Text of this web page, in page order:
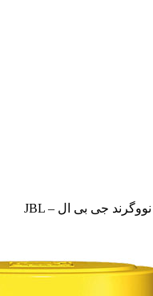
غذای نووگرند جی بی ال – JBL